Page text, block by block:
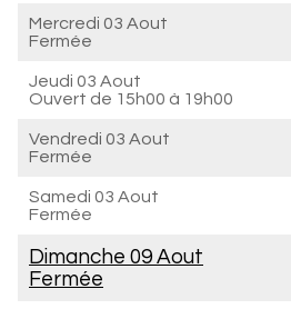
Mercredi 03 Aout
Fermée
Jeudi 03 Aout
Ouvert de 15h00 à 19h00
Vendredi 03 Aout
Fermée
Samedi 03 Aout
Fermée
Dimanche 09 Aout
Fermée